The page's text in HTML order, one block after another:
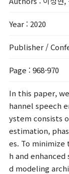
Year : 2020
Publisher /
Page : 968-970
In this paper,
hannel speech
ystem consists
estimation,
es. To
h and
d modeling